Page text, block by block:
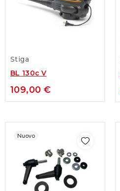
Stiga
BL 130c V
109,00 €
Nuovo